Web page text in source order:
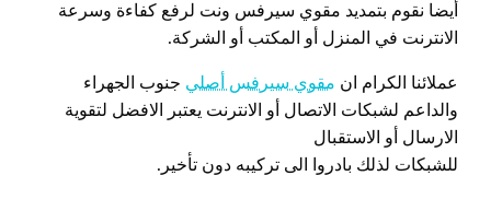
أيضا نقوم بتمديد مقوي سيرفس ونت لرفع كفاءة وسرعة
الانترنت في المنزل أو المكتب أو الشركة.
عملائنا الكرام ان مقوي سيرفس أصلي جنوب الجهراء
والداعم لشبكات الاتصال أو الانترنت يعتبر الافضل لتقوية
الارسال أو الاستقبال
للشبكات لذلك بادروا الى تركيبه دون تأخير.